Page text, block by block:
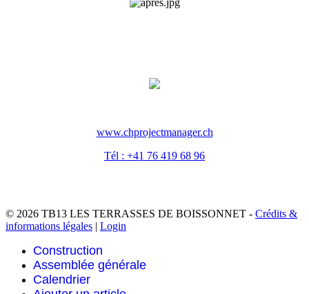
www.chprojectmanager.ch
Tél : +41 76 419 68 96
© 2026 TB13 LES TERRASSES DE BOISSONNET - Crédits &
informations légales | Login
Construction
Assemblée générale
Calendrier